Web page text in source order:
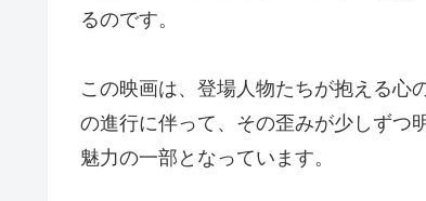
るのです。
この映画は、登場人物たちが抱える心
の進行に伴って、その歪みが少しずつ
魅力の一部となっています。